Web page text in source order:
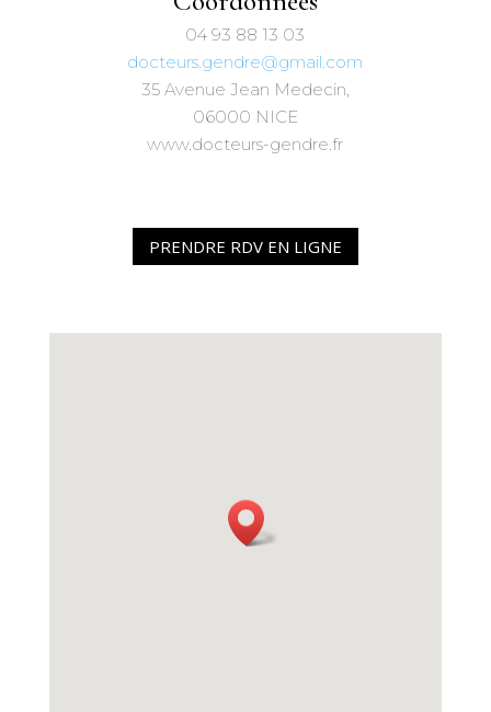
04 93 88 13 03
docteurs.gendre@gmail.com
35 Avenue Jean Medecin,
06000 NICE
www.docteurs-gendre.fr
PRENDRE RDV EN LIGNE